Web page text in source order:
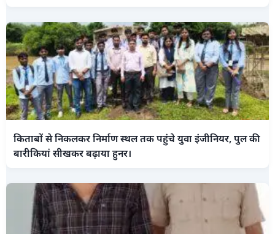
किताबों से निकलकर निर्माण स्थल तक पहुंचे युवा इंजीनियर, पुल की
बारीकियां सीखकर बढ़ाया हुनर।